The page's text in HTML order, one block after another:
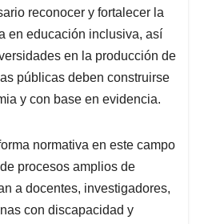
reconocer y fortalecer la
en educación inclusiva, así
en la producción de
públicas deben construirse
y con base en evidencia.
normativa en este campo
procesos amplios de
a docentes, investigadores,
con discapacidad y